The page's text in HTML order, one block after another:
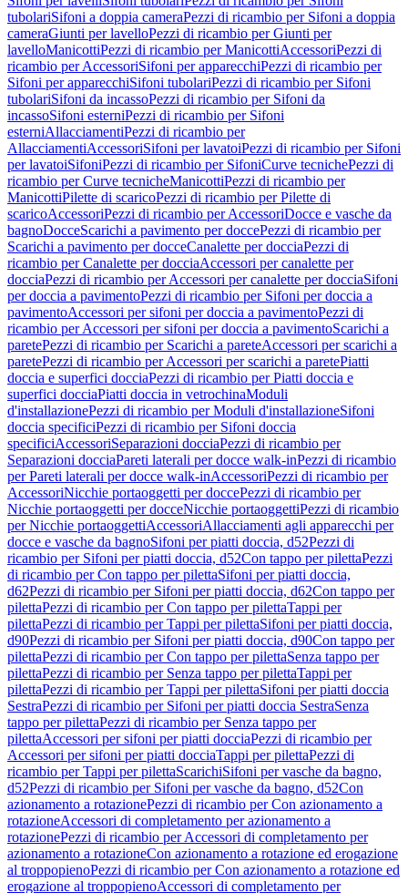
tubolariSifoni a doppia cameraPezzi di ricambio per Sifoni a doppia
cameraGiunti per lavelloPezzi di ricambio per Giunti per
lavelloManicottiPezzi di ricambio per ManicottiAccessoriPezzi di
ricambio per AccessoriSifoni per apparecchiPezzi di ricambio per
Sifoni per apparecchiSifoni tubolariPezzi di ricambio per Sifoni
tubolariSifoni da incassoPezzi di ricambio per Sifoni da
incassoSifoni esterniPezzi di ricambio per Sifoni
esterniAllacciamentiPezzi di ricambio per
AllacciamentiAccessoriSifoni per lavatoiPezzi di ricambio per Sifoni
per lavatoiSifoniPezzi di ricambio per SifoniCurve tecnichePezzi di
ricambio per Curve tecnicheManicottiPezzi di ricambio per
ManicottiPilette di scaricoPezzi di ricambio per Pilette di
scaricoAccessoriPezzi di ricambio per AccessoriDocce e vasche da
bagnoDocceScarichi a pavimento per doccePezzi di ricambio per
Scarichi a pavimento per docceCanalette per docciaPezzi di
ricambio per Canalette per docciaAccessori per canalette per
docciaPezzi di ricambio per Accessori per canalette per docciaSifoni
per doccia a pavimentoPezzi di ricambio per Sifoni per doccia a
pavimentoAccessori per sifoni per doccia a pavimentoPezzi di
ricambio per Accessori per sifoni per doccia a pavimentoScarichi a
paretePezzi di ricambio per Scarichi a pareteAccessori per scarichi a
paretePezzi di ricambio per Accessori per scarichi a paretePiatti
doccia e superfici docciaPezzi di ricambio per Piatti doccia e
superfici docciaPiatti doccia in vetrochinaModuli
d'installazionePezzi di ricambio per Moduli d'installazioneSifoni
doccia specificiPezzi di ricambio per Sifoni doccia
specificiAccessoriSeparazioni docciaPezzi di ricambio per
Separazioni docciaPareti laterali per docce walk-inPezzi di ricambio
per Pareti laterali per docce walk-inAccessoriPezzi di ricambio per
AccessoriNicchie portaoggetti per doccePezzi di ricambio per
Nicchie portaoggetti per docceNicchie portaoggettiPezzi di ricambio
per Nicchie portaoggettiAccessoriAllacciamenti agli apparecchi per
docce e vasche da bagnoSifoni per piatti doccia, d52Pezzi di
ricambio per Sifoni per piatti doccia, d52Con tappo per pilettaPezzi
di ricambio per Con tappo per pilettaSifoni per piatti doccia,
d62Pezzi di ricambio per Sifoni per piatti doccia, d62Con tappo per
pilettaPezzi di ricambio per Con tappo per pilettaTappi per
pilettaPezzi di ricambio per Tappi per pilettaSifoni per piatti doccia,
d90Pezzi di ricambio per Sifoni per piatti doccia, d90Con tappo per
pilettaPezzi di ricambio per Con tappo per pilettaSenza tappo per
pilettaPezzi di ricambio per Senza tappo per pilettaTappi per
pilettaPezzi di ricambio per Tappi per pilettaSifoni per piatti doccia
SestraPezzi di ricambio per Sifoni per piatti doccia SestraSenza
tappo per pilettaPezzi di ricambio per Senza tappo per
pilettaAccessori per sifoni per piatti docciaPezzi di ricambio per
Accessori per sifoni per piatti docciaTappi per pilettaPezzi di
ricambio per Tappi per pilettaScarichiSifoni per vasche da bagno,
d52Pezzi di ricambio per Sifoni per vasche da bagno, d52Con
azionamento a rotazionePezzi di ricambio per Con azionamento a
rotazioneAccessori di completamento per azionamento a
rotazionePezzi di ricambio per Accessori di completamento per
azionamento a rotazioneCon azionamento a rotazione ed erogazione
al troppopienoPezzi di ricambio per Con azionamento a rotazione ed
erogazione al troppopienoAccessori di completamento per